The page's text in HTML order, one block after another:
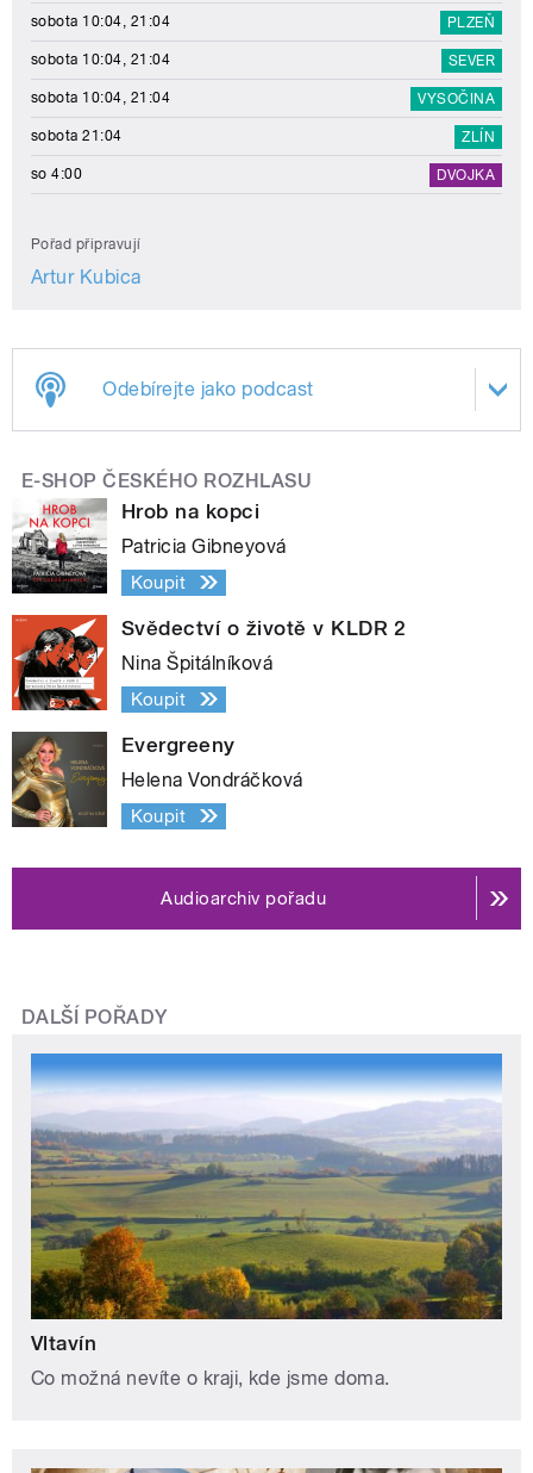
sobota 10:04, 21:04 PLZEŇ
sobota 10:04, 21:04 SEVER
sobota 10:04, 21:04 VYSOČINA
sobota 21:04 ZLÍN
so 4:00 DVOJKA
Pořad připravují
Artur Kubica
Odebírejte jako podcast
E-SHOP ČESKÉHO ROZHLASU
Hrob na kopci
Patricia Gibneyová
Koupit
Svědectví o životě v KLDR 2
Nina Špitálníková
Koupit
Evergreeny
Helena Vondráčková
Koupit
Audioarchiv pořadu
DALŠÍ POŘADY
Vltavín
Co možná nevíte o kraji, kde jsme doma.